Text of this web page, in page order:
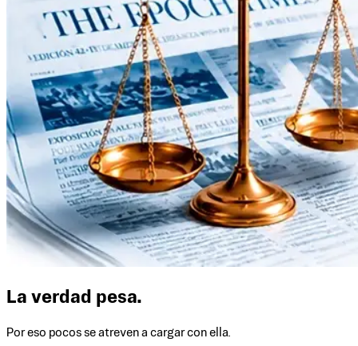
La verdad pesa.
Por eso pocos se atreven a cargar con ella.